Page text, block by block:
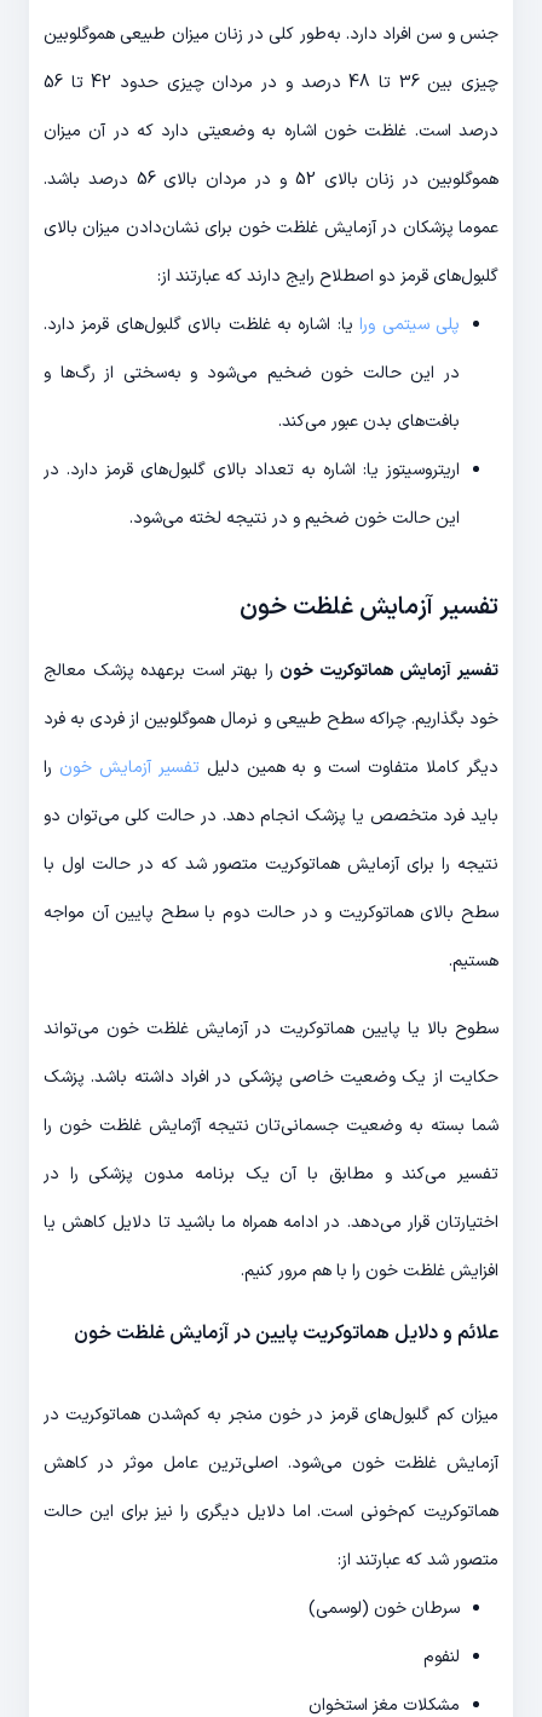
جنس و سن افراد دارد. به‌طور کلی در زنان میزان طبیعی هموگلوبین
چیزی بین 36 تا 48 درصد و در مردان چیزی حدود 42 تا 56
درصد است. غلظت خون اشاره به وضعیتی دارد که در آن میزان
هموگلوبین در زنان بالای 52 و در مردان بالای 56 درصد باشد.
عموما پزشکان در آزمایش غلظت خون برای نشان‌دادن میزان بالای
گلبول‌های قرمز دو اصطلاح رایج دارند که عبارتند از:
پلی سیتمی ورایا: اشاره به غلظت بالای گلبول‌های قرمز دارد.
در این حالت خون ضخیم می‌شود و به‌سختی از رگ‌ها و
بافت‌های بدن عبور می‌کند.
اریتروسیتوز یا: اشاره به تعداد بالای گلبول‌های قرمز دارد. در
این حالت خون ضخیم و در نتیجه لخته می‌شود.
تفسیر آزمایش غلظت خون
تفسیر آزمایش هماتوکریت خون را بهتر است برعهده پزشک معالج
خود بگذاریم. چراکه سطح طبیعی و نرمال هموگلوبین از فردی به فرد
دیگر کاملا متفاوت است و به همین دلیلتفسیر آزمایش خون را
باید فرد متخصص یا پزشک انجام دهد. در حالت کلی می‌توان دو
نتیجه را برای آزمایش هماتوکریت متصور شد که در حالت اول با
سطح بالای هماتوکریت و در حالت دوم با سطح پایین آن مواجه
هستیم.
سطوح بالا یا پایین هماتوکریت در آزمایش غلظت خون می‌تواند
حکایت از یک وضعیت خاصی پزشکی در افراد داشته باشد. پزشک
شما بسته به وضعیت جسمانی‌تان نتیجه آژمایش غلظت خون را
تفسیر می‌کند و مطابق با آن یک برنامه مدون پزشکی را در
اختیارتان قرار می‌دهد. در ادامه همراه ما باشید تا دلایل کاهش یا
افزایش غلظت خون را با هم مرور کنیم.
علائم و دلایل هماتوکریت پایین در آزمایش غلظت خون
میزان کم گلبول‌های قرمز در خون منجر به کم‌شدن هماتوکریت در
آزمایش غلظت خون می‌شود. اصلی‌ترین عامل موثر در کاهش
هماتوکریت کم‌خونی است. اما دلایل دیگری را نیز برای این حالت
متصور شد که عبارتند از:
سرطان خون (لوسمی)
لنفوم
مشکلات مغز استخوان